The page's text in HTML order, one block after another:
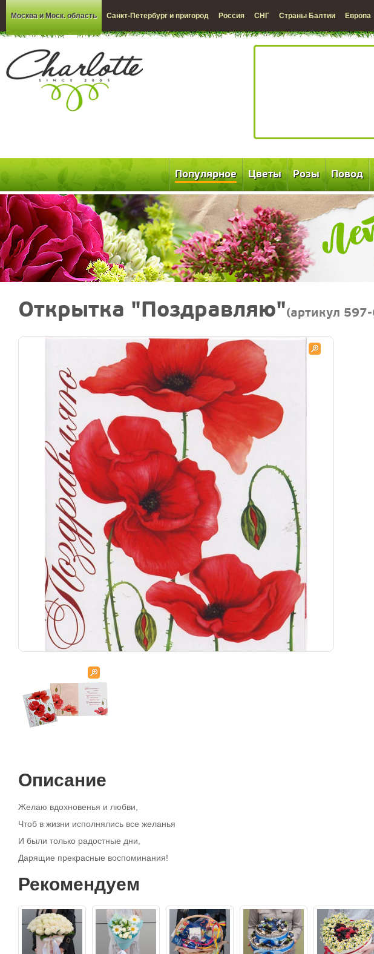
Москва и Моск. область Санкт-Петербург и пригород Россия СНГ Страны Балтии Европа
Популярное Цветы Розы Повод
Открытка "Поздравляю"(артикул 597-
Описание
Желаю вдохновенья и любви,
Чтоб в жизни исполнялись все желанья
И были только радостные дни,
Дарящие прекрасные воспоминания!
Рекомендуем